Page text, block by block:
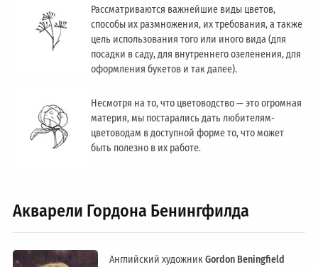
Рассматриваются важнейшие виды цветов,
способы их размножения, их требования, а также
цель использования того или иного вида (для
посадки в саду, для внутреннего озеленения, для
оформления букетов и так далее).
Несмотря на то, что цветоводство — это огромная
материя, мы постарались дать любителям-
цветоводам в доступной форме то, что может
быть полезно в их работе.
Акварели Гордона Бенингфилда
Английский художникGordon Beningfield